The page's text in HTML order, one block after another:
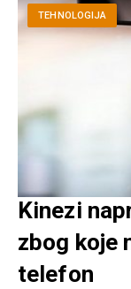
TEHNOLOGIJA
Kinezi
zbog koje
telefon